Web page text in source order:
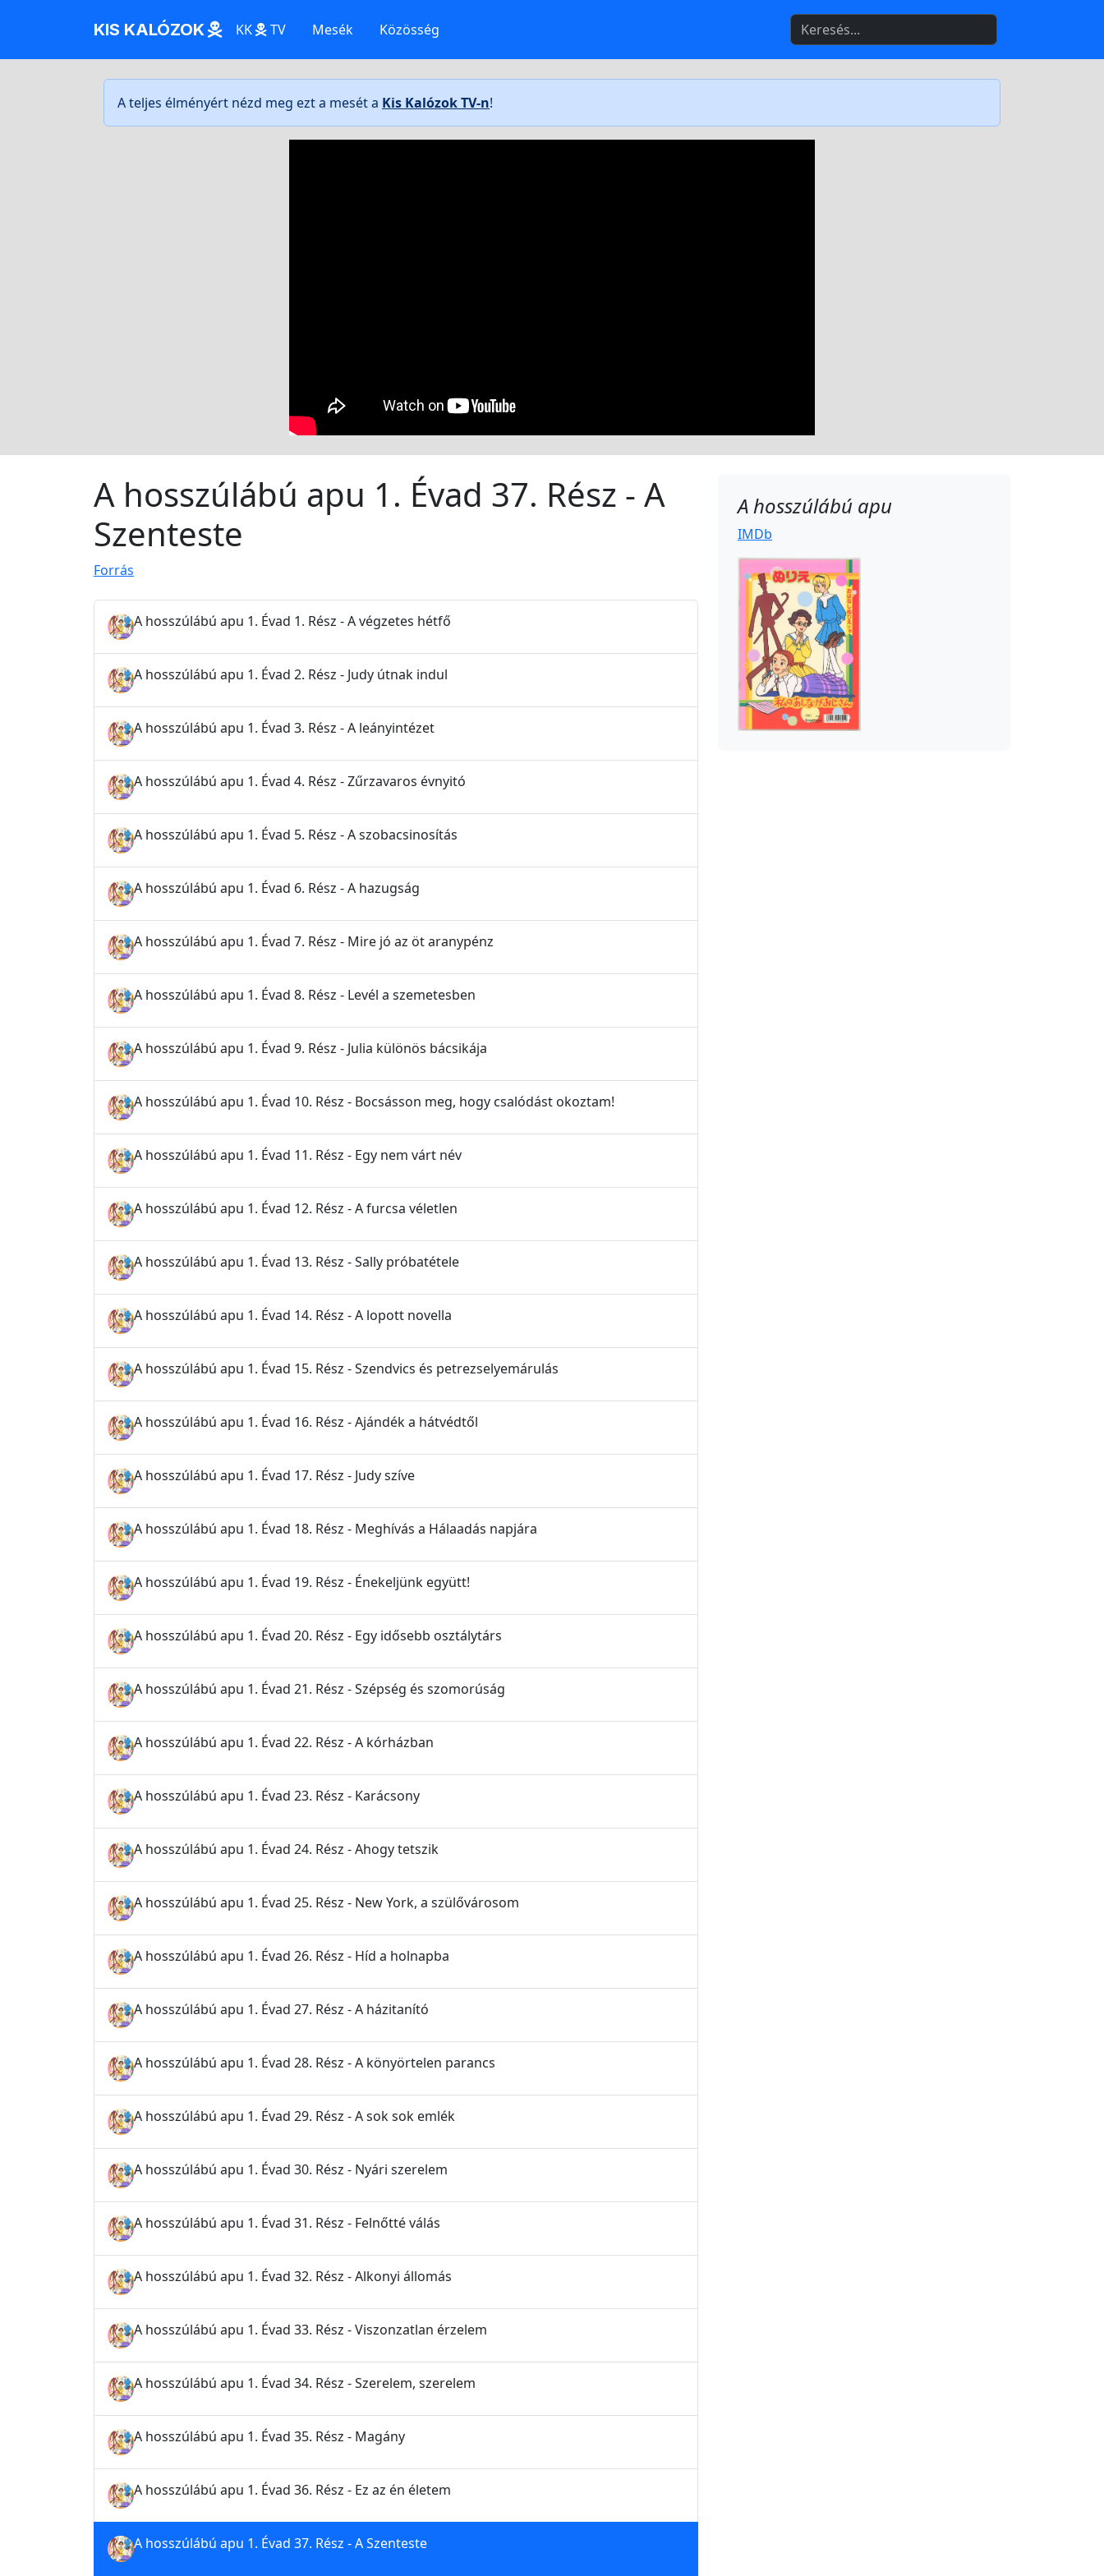
KIS KALÓZOK KK TV Mesék Közösség
A teljes élményért nézd meg ezt a mesét a Kis Kalózok TV-n!
A hosszúlábú apu 1. Évad 37. Rész - A
Szenteste
Forrás
A hosszúlábú apu 1. Évad 1. Rész - A végzetes hétfő
A hosszúlábú apu 1. Évad 2. Rész - Judy útnak indul
A hosszúlábú apu 1. Évad 3. Rész - A leányintézet
A hosszúlábú apu 1. Évad 4. Rész - Zűrzavaros évnyitó
A hosszúlábú apu 1. Évad 5. Rész - A szobacsinosítás
A hosszúlábú apu 1. Évad 6. Rész - A hazugság
A hosszúlábú apu 1. Évad 7. Rész - Mire jó az öt aranypénz
A hosszúlábú apu 1. Évad 8. Rész - Levél a szemetesben
A hosszúlábú apu 1. Évad 9. Rész - Julia különös bácsikája
A hosszúlábú apu 1. Évad 10. Rész - Bocsásson meg, hogy csalódást okoztam!
A hosszúlábú apu 1. Évad 11. Rész - Egy nem várt név
A hosszúlábú apu 1. Évad 12. Rész - A furcsa véletlen
A hosszúlábú apu 1. Évad 13. Rész - Sally próbatétele
A hosszúlábú apu 1. Évad 14. Rész - A lopott novella
A hosszúlábú apu 1. Évad 15. Rész - Szendvics és petrezselyemárulás
A hosszúlábú apu 1. Évad 16. Rész - Ajándék a hátvédtől
A hosszúlábú apu 1. Évad 17. Rész - Judy szíve
A hosszúlábú apu 1. Évad 18. Rész - Meghívás a Hálaadás napjára
A hosszúlábú apu 1. Évad 19. Rész - Énekeljünk együtt!
A hosszúlábú apu 1. Évad 20. Rész - Egy idősebb osztálytárs
A hosszúlábú apu 1. Évad 21. Rész - Szépség és szomorúság
A hosszúlábú apu 1. Évad 22. Rész - A kórházban
A hosszúlábú apu 1. Évad 23. Rész - Karácsony
A hosszúlábú apu 1. Évad 24. Rész - Ahogy tetszik
A hosszúlábú apu 1. Évad 25. Rész - New York, a szülővárosom
A hosszúlábú apu 1. Évad 26. Rész - Híd a holnapba
A hosszúlábú apu 1. Évad 27. Rész - A házitanító
A hosszúlábú apu 1. Évad 28. Rész - A könyörtelen parancs
A hosszúlábú apu 1. Évad 29. Rész - A sok sok emlék
A hosszúlábú apu 1. Évad 30. Rész - Nyári szerelem
A hosszúlábú apu 1. Évad 31. Rész - Felnőtté válás
A hosszúlábú apu 1. Évad 32. Rész - Alkonyi állomás
A hosszúlábú apu 1. Évad 33. Rész - Viszonzatlan érzelem
A hosszúlábú apu 1. Évad 34. Rész - Szerelem, szerelem
A hosszúlábú apu 1. Évad 35. Rész - Magány
A hosszúlábú apu 1. Évad 36. Rész - Ez az én életem
A hosszúlábú apu 1. Évad 37. Rész - A Szenteste
A hosszúlábú apu
IMDb